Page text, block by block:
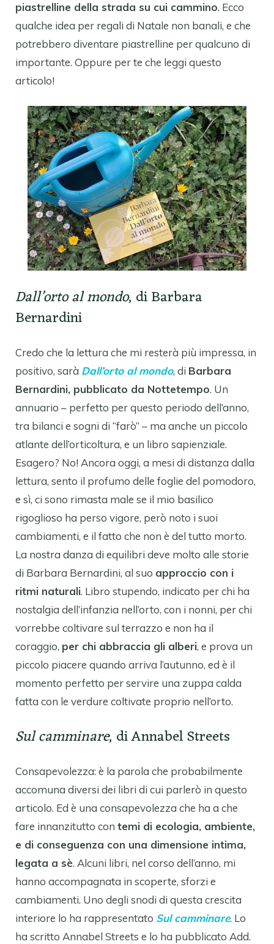
piastrelline della strada su cui cammino. Ecco
qualche idea per regali di Natale non banali, e che
potrebbero diventare piastrelline per qualcuno di
importante. Oppure per te che leggi questo
articolo!
Dall’orto al mondo, di Barbara
Bernardini
Credo che la lettura che mi resterà più impressa, in
positivo, sarà Dall’orto al mondo, di Barbara
Bernardini, pubblicato da Nottetempo. Un
annuario – perfetto per questo periodo dell’anno,
tra bilanci e sogni di “farò” – ma anche un piccolo
atlante dell’orticoltura, e un libro sapienziale.
Esagero? No! Ancora oggi, a mesi di distanza dalla
lettura, sento il profumo delle foglie del pomodoro,
e sì, ci sono rimasta male se il mio basilico
rigoglioso ha perso vigore, però noto i suoi
cambiamenti, e il fatto che non è del tutto morto.
La nostra danza di equilibri deve molto alle storie
di Barbara Bernardini, al suo approccio con i
ritmi naturali. Libro stupendo, indicato per chi ha
nostalgia dell’infanzia nell’orto, con i nonni, per chi
vorrebbe coltivare sul terrazzo e non ha il
coraggio, per chi abbraccia gli alberi, e prova un
piccolo piacere quando arriva l’autunno, ed è il
momento perfetto per servire una zuppa calda
fatta con le verdure coltivate proprio nell’orto.
Sul camminare, di Annabel Streets
Consapevolezza: è la parola che probabilmente
accomuna diversi dei libri di cui parlerò in questo
articolo. Ed è una consapevolezza che ha a che
fare innanzitutto con temi di ecologia, ambiente,
e di conseguenza con una dimensione intima,
legata a sè. Alcuni libri, nel corso dell’anno, mi
hanno accompagnata in scoperte, sforzi e
cambiamenti. Uno degli snodi di questa crescita
interiore lo ha rappresentato Sul camminare. Lo
ha scritto Annabel Streets e lo ha pubblicato Add.